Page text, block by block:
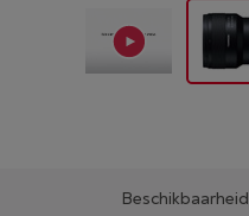
Beschikbaarheid